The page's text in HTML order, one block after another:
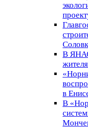
В
в
В